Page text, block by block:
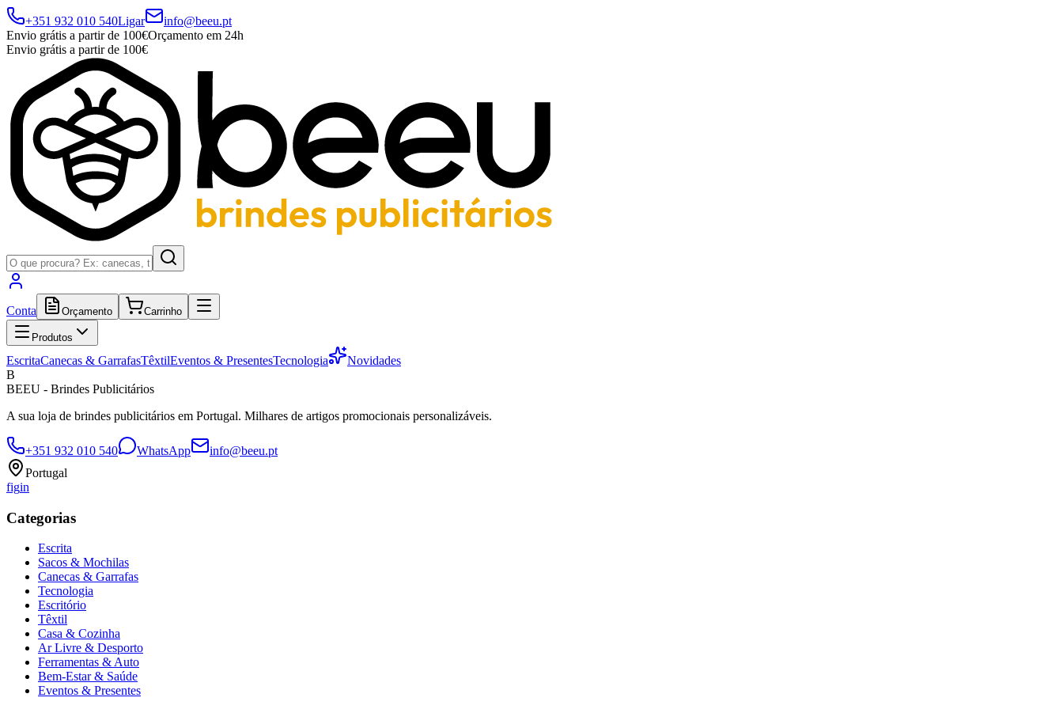
+351 932 010 540Ligar
info@beeu.pt
Envio grátis a partir de 100€Orçamento em 24h
Envio grátis a partir de 100€
Conta Orçamento Carrinho
Produtos
EscritaCanecas & GarrafasTêxtilEventos & PresentesTecnologia
Novidades
B
BEEU - Brindes Publicitários
A sua loja de brindes publicitários em Portugal. Milhares de artigos promocionais personalizáveis.
+351 932 010 540 WhatsApp
info@beeu.pt
Portugal
figin
Categorias
Escrita
Sacos & Mochilas
Canecas & Garrafas
Tecnologia
Escritório
Têxtil
Casa & Cozinha
Ar Livre & Desporto
Ferramentas & Auto
Bem-Estar & Saúde
Eventos & Presentes